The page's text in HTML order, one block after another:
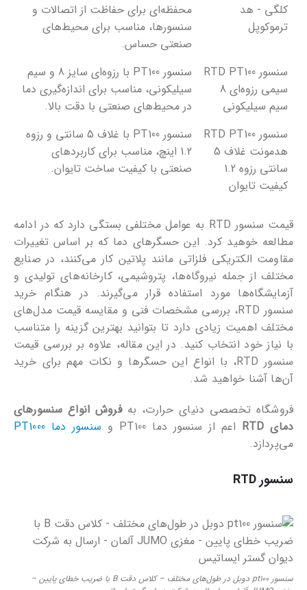
کلگی - هد
ترموکوپل
محفظه‌ای برای حفاظت از اتصالات و
سنسورها، مناسب برای محیط‌های
صنعتی حساس.
سنسور RTD PT100
سیمی رزوه‌ای 8
سیم سیلیکونی
سنسور PT100 با رزوه‌ای سایز 8 و سیم
سیلیکونی، مناسب برای اندازه‌گیری دما
در محیط‌های صنعتی با دقت بالا.
سنسور RTD PT100
هدمونت غلاف 5
سانتی رزوه 1.2
کیفیت تایوان
سنسور PT100 با غلاف 5 سانتی و رزوه
1.2 اینچ، مناسب برای کاربردهای
صنعتی با کیفیت ساخت تایوان.
قیمت سنسور RTD به عوامل مختلفی بستگی دارد که در ادامه
مطالعه خوهید کرد. این حسگرهای دما که بر اساس تغییرات
مقاومت الکتریکی فلزاتی مانند پلاتین کار می‌کنند، در صنایع
مختلف از جمله نیروگاه‌ها، پتروشیمی، کارخانه‌های تولیدی و
آزمایشگاه‌ها مورد استفاده قرار می‌گیرند. در هنگام خرید
سنسور RTD، بررسی مشخصات فنی و مقایسه قیمت مدل‌های
مختلف اهمیت زیادی دارد تا بتوانید بهترین گزینه را متناسب
با نیاز خود انتخاب کنید. در این مقاله، علاوه بر بررسی قیمت
سنسور RTD، با انواع این حسگرها و نکات مهم برای خرید
آن‌ها آشنا خواهید شد.
فروشگاه تخصصی دنیای حرارت، بهفروش انواع سنسورهای
دمای RTD
اعم از سنسور دما PT100 و
سنسور دما PT1000
می‌پردازد.
سنسور RTD
سنسور pt100 دوبل در طول‌های مختلف – کلاس دقت B با ضریب خطای پایین –